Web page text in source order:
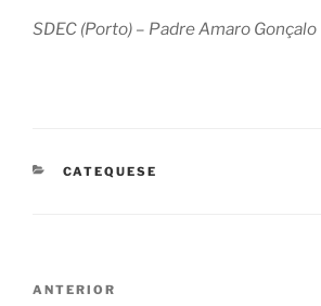
SDEC (Porto) – Padre Amaro Gonçalo
CATEGORIAS
CATEQUESE
Conteúdo
ANTERIOR